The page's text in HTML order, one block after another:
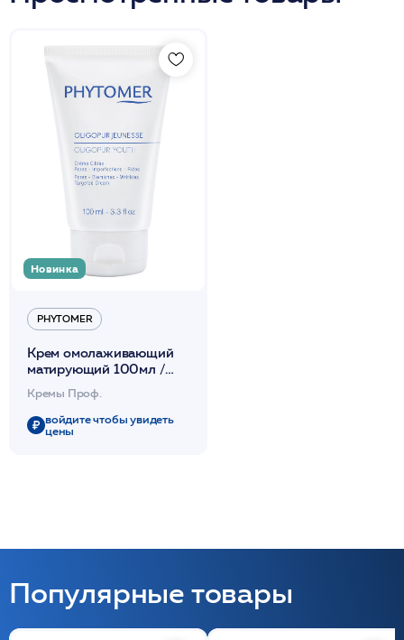
Новинка
PHYTOMER
Крем омолаживающий
матирующий 100мл /
Кремы Проф.
войдите чтобы увидеть
цены
Популярные товары